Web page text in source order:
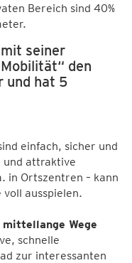
Bereich sind 40%
seiner
den
und hat 5
einfach, sicher und
und attraktive
in Ortszentren – kann
ausspielen.
Wege
schnelle
zur interessanten